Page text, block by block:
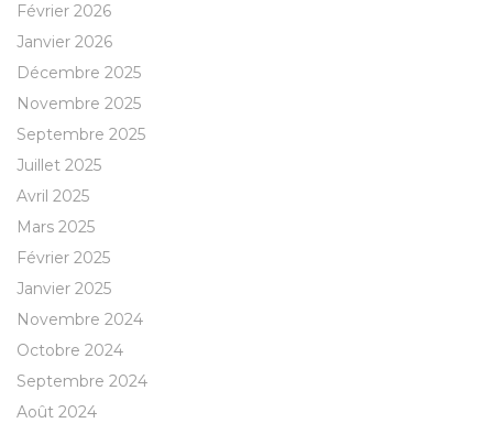
Février 2026
Janvier 2026
Décembre 2025
Novembre 2025
Septembre 2025
Juillet 2025
Avril 2025
Mars 2025
Février 2025
Janvier 2025
Novembre 2024
Octobre 2024
Septembre 2024
Août 2024